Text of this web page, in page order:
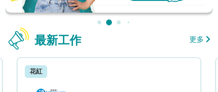
最新工作 更多
花紅